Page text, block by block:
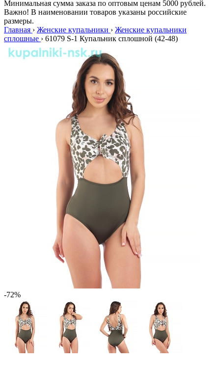
Минимальная сумма заказа по оптовым ценам 5000 рублей.
Важно! В наименовании товаров указаны российские
размеры.
Главная › Женские купальники › Женские купальники
сплошные › 61079 S-1 Купальник сплошной (42-48)
-72%